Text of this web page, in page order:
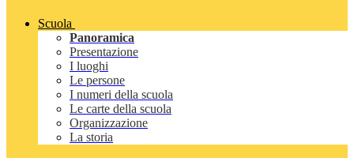
Scuola
Panoramica
Presentazione
I luoghi
Le persone
I numeri della scuola
Le carte della scuola
Organizzazione
La storia